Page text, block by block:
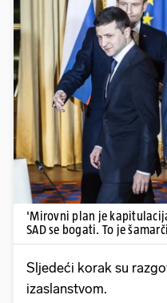
'Mirovni plan je
SAD se bogati. To je
Sljedeći korak su
izaslanstvom.